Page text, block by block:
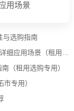
用场景
与选购指南
（租用选购专用）
专用）